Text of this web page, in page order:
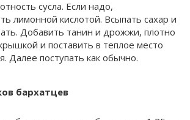
сусла. Если надо,
лимонной кислотой. Всыпать сахар и
Добавить танин и дрожжи, плотно
и поставить в теплое место
Далее поступать как обычно.
бархатцев